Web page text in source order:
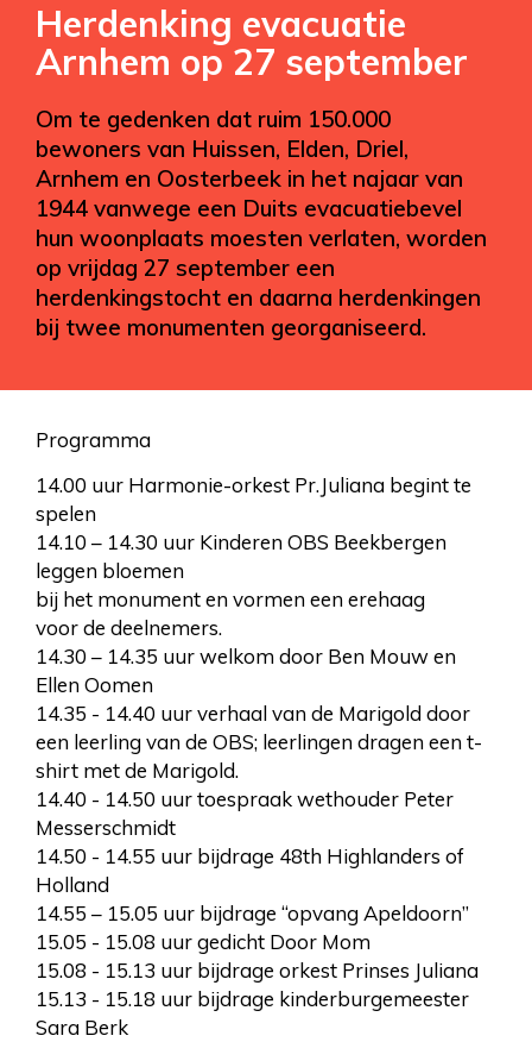
Herdenking evacuatie
Arnhem op 27 september
Om te gedenken dat ruim 150.000
bewoners van Huissen, Elden, Driel,
Arnhem en Oosterbeek in het najaar van
1944 vanwege een Duits evacuatiebevel
hun woonplaats moesten verlaten, worden
op vrijdag 27 september een
herdenkingstocht en daarna herdenkingen
bij twee monumenten georganiseerd.
Programma
14.00 uur Harmonie-orkest Pr.Juliana begint te
spelen
14.10 – 14.30 uur Kinderen OBS Beekbergen
leggen bloemen
bij het monument en vormen een erehaag
voor de deelnemers.
14.30 – 14.35 uur welkom door Ben Mouw en
Ellen Oomen
14.35 - 14.40 uur verhaal van de Marigold door
een leerling van de OBS; leerlingen dragen een t-
shirt met de Marigold.
14.40 - 14.50 uur toespraak wethouder Peter
Messerschmidt
14.50 - 14.55 uur bijdrage 48th Highlanders of
Holland
14.55 – 15.05 uur bijdrage “opvang Apeldoorn”
15.05 - 15.08 uur gedicht Door Mom
15.08 - 15.13 uur bijdrage orkest Prinses Juliana
15.13 - 15.18 uur bijdrage kinderburgemeester
Sara Berk